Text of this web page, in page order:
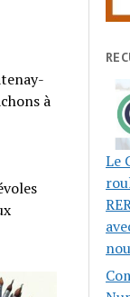
à
Le